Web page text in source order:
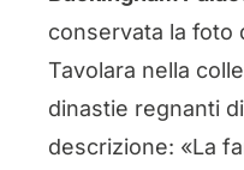
conservata la foto
Tavolara nella
dinastie regnanti
descrizione: «La